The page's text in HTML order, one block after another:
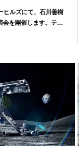
ヒルズにて、石川善樹
会を開催します。テー